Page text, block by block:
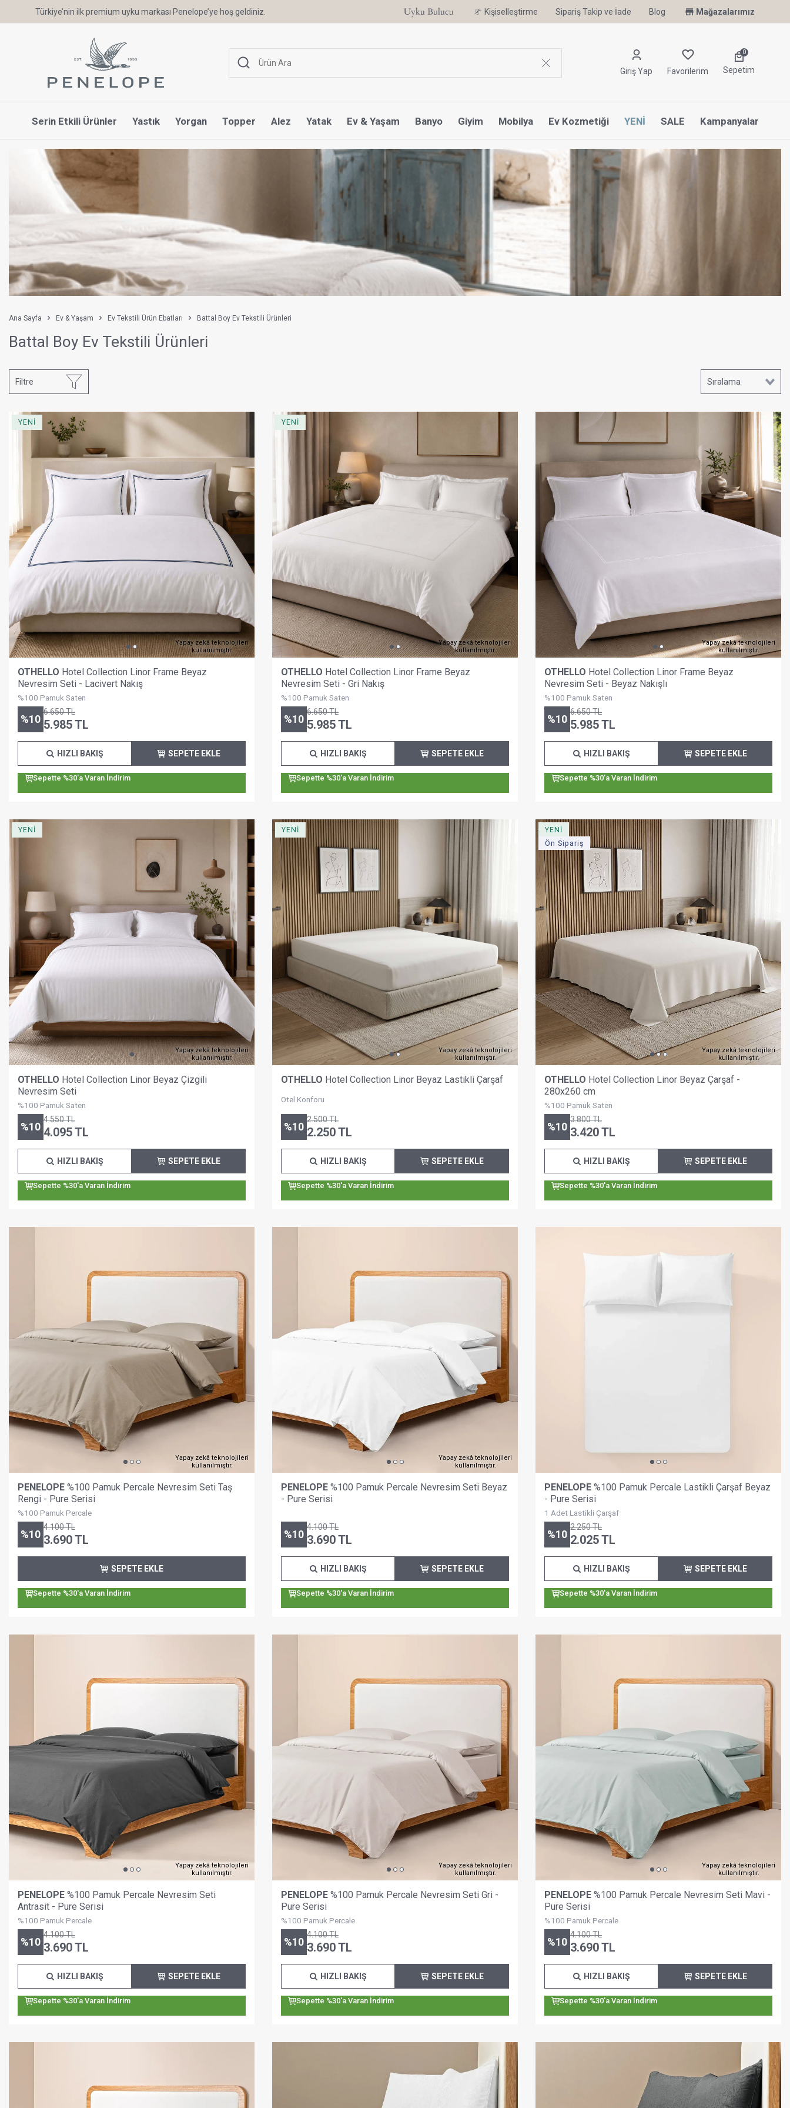
Türkiye’nin ilk premium uyku markası Penelope’ye hoş geldiniz. 6 Ay'a Varan Taksit Ayrıcalığı Uyku Uzmanı Othello Şimdi Penelope'de
Kişiselleştirme Sipariş Takip ve İade Blog Mağazalarımız
Giriş Yap Favorilerim
0
Sepetim
Serin Etkili Ürünler Yastık Yorgan Topper Alez Yatak Ev & Yaşam Banyo Giyim Mobilya Ev Kozmetiği YENİ SALE Kampanyalar
Ana Sayfa Ev & Yaşam Ev Tekstili Ürün Ebatları Battal Boy Ev Tekstili Ürünleri
Battal Boy Ev Tekstili Ürünleri
Filtre
Yapay zekâ teknolojileri
kullanılmıştır.
YENİ
OTHELLO Hotel Collection Linor Frame Beyaz
Nevresim Seti - Lacivert Nakış
%100 Pamuk Saten
%10
6.650TL
5.985TL
SEPETE EKLE
HIZLI BAKIŞ
Sepette %30'a Varan İndirim
Yapay zekâ teknolojileri
kullanılmıştır.
YENİ
OTHELLO Hotel Collection Linor Frame Beyaz
Nevresim Seti - Gri Nakış
%100 Pamuk Saten
%10
6.650TL
5.985TL
SEPETE EKLE
HIZLI BAKIŞ
Sepette %30'a Varan İndirim
Yapay zekâ teknolojileri
kullanılmıştır.
OTHELLO Hotel Collection Linor Frame Beyaz
Nevresim Seti - Beyaz Nakışlı
%100 Pamuk Saten
%10
6.650TL
5.985TL
SEPETE EKLE
HIZLI BAKIŞ
Sepette %30'a Varan İndirim
Yapay zekâ teknolojileri
kullanılmıştır.
YENİ
OTHELLO Hotel Collection Linor Beyaz Çizgili
Nevresim Seti
%100 Pamuk Saten
%10
4.550TL
4.095TL
SEPETE EKLE
HIZLI BAKIŞ
Sepette %30'a Varan İndirim
Yapay zekâ teknolojileri
kullanılmıştır.
YENİ
OTHELLO Hotel Collection Linor Beyaz Lastikli Çarşaf
Otel Konforu
%10
2.500TL
2.250TL
SEPETE EKLE
HIZLI BAKIŞ
Sepette %30'a Varan İndirim
Yapay zekâ teknolojileri
kullanılmıştır.
YENİ
Ön Sipariş
OTHELLO Hotel Collection Linor Beyaz Çarşaf -
280x260 cm
%100 Pamuk Saten
%10
3.800TL
3.420TL
SEPETE EKLE
HIZLI BAKIŞ
Sepette %30'a Varan İndirim
Yapay zekâ teknolojileri
kullanılmıştır.
PENELOPE %100 Pamuk Percale Nevresim Seti Taş
Rengi - Pure Serisi
%100 Pamuk Percale
%10
4.100TL
3.690TL
SEPETE EKLE
Sepette %30'a Varan İndirim
Yapay zekâ teknolojileri
kullanılmıştır.
PENELOPE %100 Pamuk Percale Nevresim Seti Beyaz
- Pure Serisi
%10
4.100TL
3.690TL
SEPETE EKLE
HIZLI BAKIŞ
Sepette %30'a Varan İndirim
PENELOPE %100 Pamuk Percale Lastikli Çarşaf Beyaz
- Pure Serisi
1 Adet Lastikli Çarşaf
%10
2.250TL
2.025TL
SEPETE EKLE
HIZLI BAKIŞ
Sepette %30'a Varan İndirim
Yapay zekâ teknolojileri
kullanılmıştır.
PENELOPE %100 Pamuk Percale Nevresim Seti
Antrasit - Pure Serisi
%100 Pamuk Percale
%10
4.100TL
3.690TL
SEPETE EKLE
HIZLI BAKIŞ
Sepette %30'a Varan İndirim
Yapay zekâ teknolojileri
kullanılmıştır.
PENELOPE %100 Pamuk Percale Nevresim Seti Gri -
Pure Serisi
%100 Pamuk Percale
%10
4.100TL
3.690TL
SEPETE EKLE
HIZLI BAKIŞ
Sepette %30'a Varan İndirim
Yapay zekâ teknolojileri
kullanılmıştır.
PENELOPE %100 Pamuk Percale Nevresim Seti Mavi -
Pure Serisi
%100 Pamuk Percale
%10
4.100TL
3.690TL
SEPETE EKLE
HIZLI BAKIŞ
Sepette %30'a Varan İndirim